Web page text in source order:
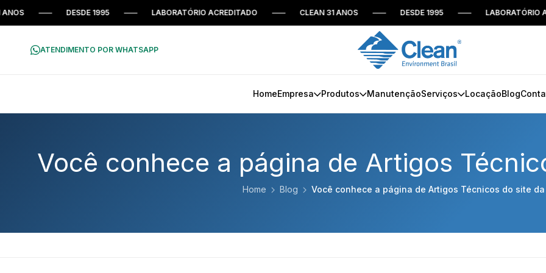
DESDE 1995 LABORATÓRIO ACREDITADO CLEAN 31 ANOS DESDE 1995 LABORATÓRIO
ATENDIMENTO POR WHATSAPP
HomeEmpresa Produtos ManutençãoServiços LocaçãoBlog
Você conhece a página de Artigos
Home Blog Você conhece a página de Artigos Técnicos do site da